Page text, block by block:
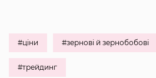
#ціни #зернові й зернобобові
#трейдинг